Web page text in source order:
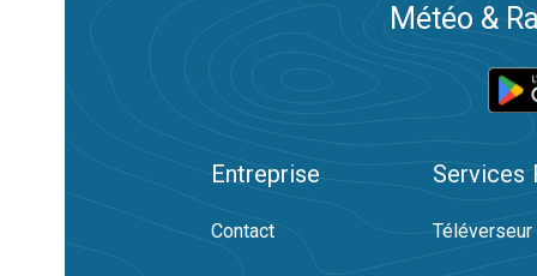
Météo &
Entreprise
Contact
Services
Téléverseur